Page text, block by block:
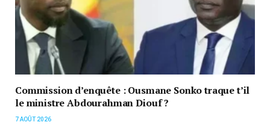
Commission d’enquête : Ousmane Sonko traque t’il
le ministre Abdourahman Diouf ?
7 AOÛT 2026